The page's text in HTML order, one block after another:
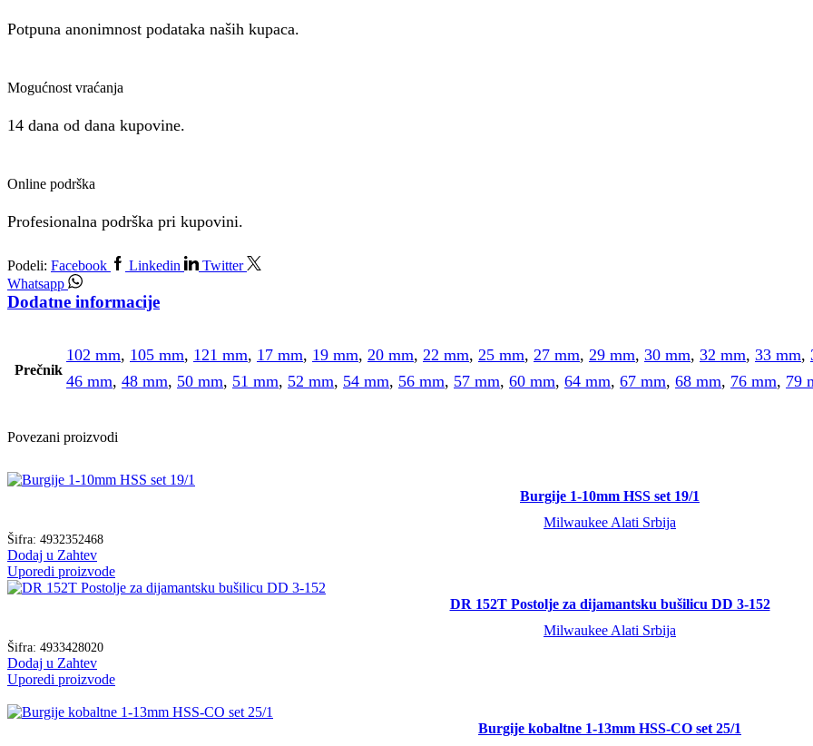
Potpuna anonimnost podataka naših kupaca.
Mogućnost vraćanja
14 dana od dana kupovine.
Online podrška
Profesionalna podrška pri kupovini.
Podeli: Facebook Linkedin
Twitter
Whatsapp
Dodatne informacije
Prečnik
102 mm, 105 mm, 121 mm, 17 mm, 19 mm, 20 mm, 22 mm, 25 mm, 27 mm, 29 mm, 30 mm, 32 mm, 33 mm,
46 mm, 48 mm, 50 mm, 51 mm, 52 mm, 54 mm, 56 mm, 57 mm, 60 mm, 64 mm, 67 mm, 68 mm, 76 mm, 79
Povezani proizvodi
Burgije 1-10mm HSS set 19/1
Milwaukee Alati Srbija
Šifra: 4932352468
Dodaj u Zahtev
Uporedi proizvode
DR 152T Postolje za dijamantsku bušilicu DD 3-152
Milwaukee Alati Srbija
Šifra: 4933428020
Dodaj u Zahtev
Uporedi proizvode
Burgije kobaltne 1-13mm HSS-CO set 25/1